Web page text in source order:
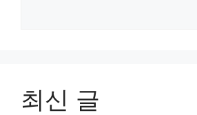
최신 글